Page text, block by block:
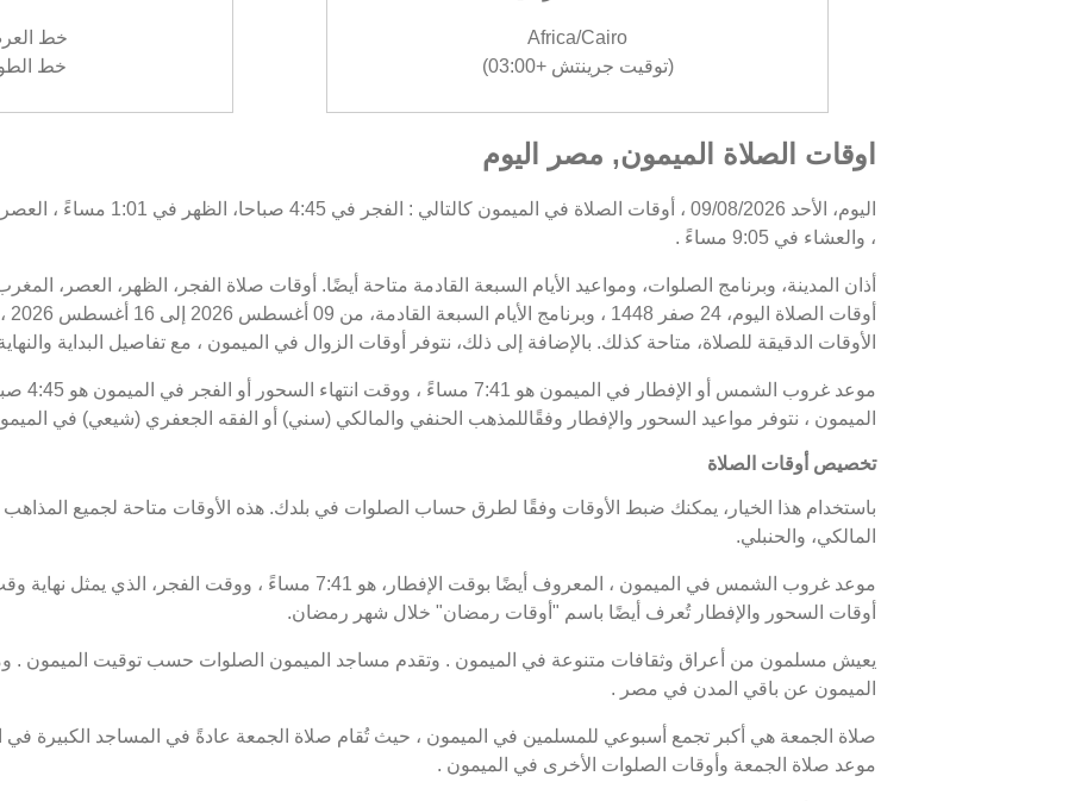
Africa/Cairo
(توقيت جرينتش +03:00)
خط العرض :
خط الطول :
اوقات الصلاة الميمون, مصر اليوم
، والعشاء في 9:05 مساءً .
أذان المدينة، وبرنامج الصلوات، ومواعيد الأيام السبعة القادمة متاحة أيضًا. أوقات صلاة الفجر، الظهر، العصر،
الأوقات الدقيقة للصلاة، متاحة كذلك. بالإضافة إلى ذلك، نتوفر أوقات الزوال في الميمون ، مع تفاصيل البداية
موعد
الميمون ، نتوفر مواعيد السحور والإفطار وفقًاللمذهب الحنفي والمالكي (سني) أو الفقه الجعفري (شيعي) في
تخصيص أوقات الصلاة
باستخدام هذا الخيار، يمكنك ضبط الأوقات وفقًا لطرق حساب الصلوات في بلدك. هذه الأوقات متاحة لجميع المذاهب
المالكي، والحنبلي.
أوقات السحور والإفطار تُعرف أيضًا باسم "أوقات رمضان" خلال شهر رمضان.
يعيش مسلمون من أعراق وثقافات متنوعة في الميمون . وتقدم مساجد الميمون الصلوات حسب توقيت الميمون .
الميمون عن باقي المدن في مصر .
صلاة الجمعة هي أكبر تجمع أسبوعي للمسلمين في الميمون ، حيث تُقام صلاة الجمعة عادةً في المساجد الكبيرة في
موعد صلاة الجمعة وأوقات الصلوات الأخرى في الميمون .